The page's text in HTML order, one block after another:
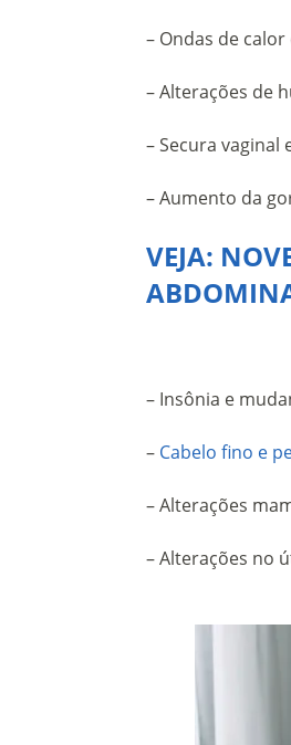
– Ondas de
– Alterações de
– Secura vaginal
– Aumento da
VEJA:
– Insônia e
– Cabelo fino e
– Alterações
– Alterações no